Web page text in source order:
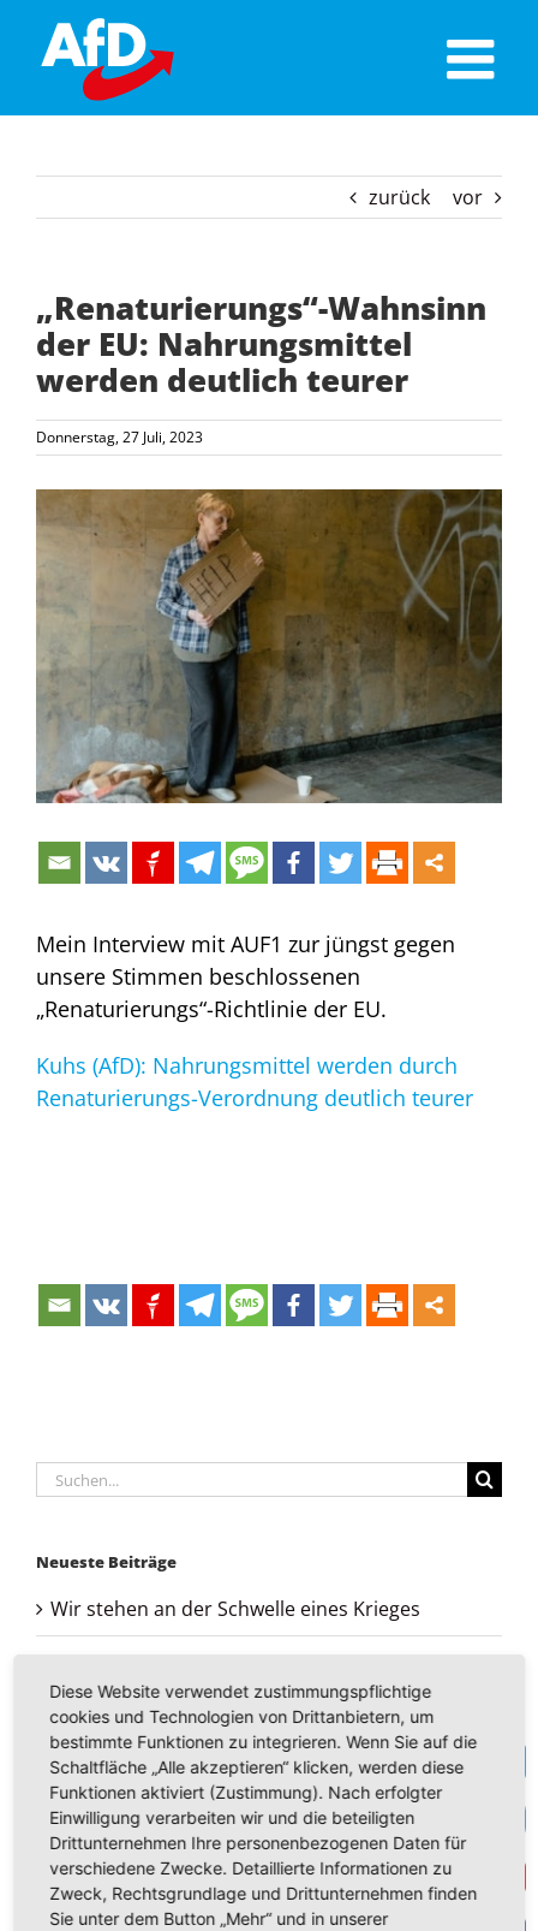
content
zurück vor
„Renaturierungs“-Wahnsinn
der EU: Nahrungsmittel
werden deutlich teurer
Donnerstag, 27 Juli, 2023
Zeige
grösseres
Bild
Mein Interview mit AUF1 zur jüngst gegen
unsere Stimmen beschlossenen
„Renaturierungs“-Richtlinie der EU.
Kuhs (AfD): Nahrungsmittel werden durch
Renaturierungs-Verordnung deutlich teurer
Suche
nach:
Neueste Beiträge
Wir stehen an der Schwelle eines Krieges
barmherzig ist: Gesegneten Sonntag
Zum 17. Juni, Jahrestag des Volksaufstandes in
der DDR
Verprassen wir nicht unser Erbteil! Das
Gleichnis vom verlorenen Sohn
Frohes und gesegnetes Schawuot!
Diese Website verwendet zustimmungspflichtige
cookies und Technologien von Drittanbietern, um
bestimmte Funktionen zu integrieren. Wenn Sie auf die
Schaltfläche „Alle akzeptieren“ klicken, werden diese
Funktionen aktiviert (Zustimmung). Nach erfolgter
Einwilligung verarbeiten wir und die beteiligten
Drittunternehmen Ihre personenbezogenen Daten für
verschiedene Zwecke. Detaillierte Informationen zu
Zweck, Rechtsgrundlage und Drittunternehmen finden
Sie unter dem Button „Mehr“ und in unserer